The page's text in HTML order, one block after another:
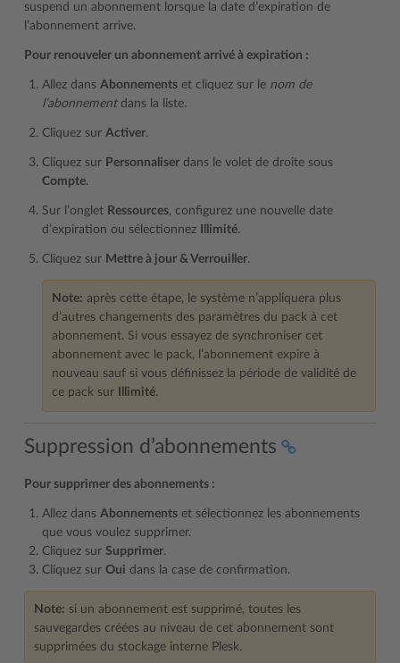
suspend un abonnement lorsque la date d’expiration de
l’abonnement arrive.
Pour renouveler un abonnement arrivé à expiration :
Allez dans Abonnements et cliquez sur le nom de
l’abonnementdans la liste.
Cliquez sur Activer.
Cliquez sur Personnaliser dans le volet de droite sous
Compte.
Sur l’onglet Ressources, configurez une nouvelle date
d’expiration ou sélectionnez
Illimité.
Cliquez sur Mettre à jour & Verrouiller.
Note: après cette étape, le système n’appliquera plus
d’autres changements des paramètres du pack à cet
abonnement. Si vous essayez de synchroniser cet
abonnement avec le pack, l’abonnement expire à
nouveau sauf si vous définissez la période de validité de
ce pack sur
Illimité.
Suppression d’abonnements
Pour supprimer des abonnements :
Allez dans Abonnements et sélectionnez les abonnements
que vous voulez supprimer.
Cliquez sur Supprimer.
Cliquez sur Oui dans la case de confirmation.
Note: si un abonnement est supprimé, toutes les
sauvegardes créées au niveau de cet abonnement sont
supprimées du stockage interne Plesk.